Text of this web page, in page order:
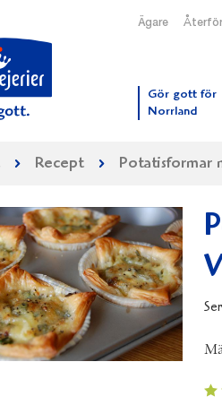
Ägare
Gör gott för
Norrland
Recept Potatisformar